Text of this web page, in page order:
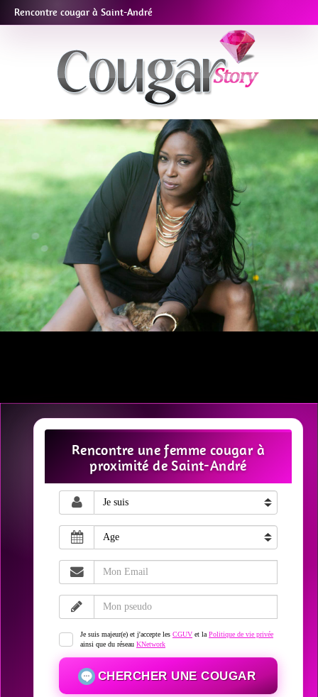
Rencontre cougar à Saint-André
Rencontre une femme cougar à
proximité de Saint-André
Je suis majeur(e) et j'accepte les CGUV et la Politique de vie privée
ainsi que du réseau KNetwork
CHERCHER UNE COUGAR